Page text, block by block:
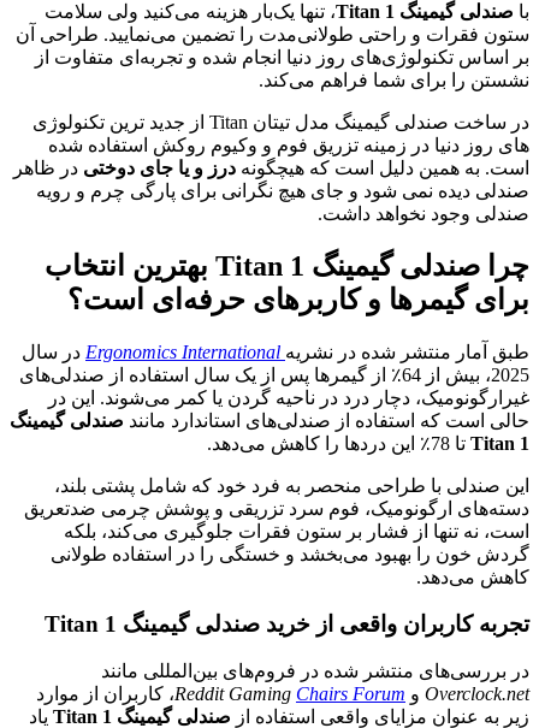
با صندلی گیمینگ
، تنها یک‌بار هزینه می‌کنید ولی سلامت
ستون فقرات و راحتی طولانی‌مدت را تضمین می‌نمایید. طراحی آن
بر اساس تکنولوژی‌های روز دنیا انجام شده و تجربه‌ای متفاوت از
نشستن را برای شما فراهم می‌کند.
در ساخت صندلی گیمینگ مدل تیتان Titan از جدید ترین تکنولوژی
های روز دنیا در زمینه تزریق فوم و وکیوم روکش استفاده شده
است. به همین دلیل است که هیچگونه درز و یا جای دوختی در ظاهر
صندلی دیده نمی شود و جای هیچ نگرانی برای پارگی چرم و رویه
صندلی وجود نخواهد داشت.
چرا صندلی گیمینگ
بهترین انتخاب
برای گیمرها و کاربرهای حرفه‌ای است؟
طبق آمار منتشر شده در نشریه Ergonomics International در سال
2025، بیش از 64٪ از گیمرها پس از یک سال استفاده از صندلی‌های
غیرارگونومیک، دچار درد در ناحیه گردن یا کمر می‌شوند. این در
حالی است که استفاده از صندلی‌های استاندارد مانند صندلی گیمینگ
Titan 1 تا 78٪ این دردها را کاهش می‌دهد.
این صندلی با طراحی منحصر به فرد خود که شامل پشتی بلند،
دسته‌های ارگونومیک، فوم سرد تزریقی و پوشش چرمی ضدتعریق
است، نه تنها از فشار بر ستون فقرات جلوگیری می‌کند، بلکه
گردش خون را بهبود می‌بخشد و خستگی را در استفاده طولانی
کاهش می‌دهد.
تجربه کاربران واقعی از خرید صندلی گیمینگ
در بررسی‌های منتشر شده در فروم‌های بین‌المللی مانند
Overclock.net و Reddit Gaming Chairs Forum
، کاربران از موارد
زیر به عنوان مزایای واقعی استفاده از صندلی گیمینگ
یاد